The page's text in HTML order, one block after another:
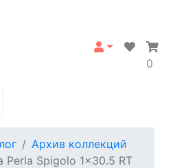
0
Архив коллекций
Perla Spigolo 1x30.5 RT